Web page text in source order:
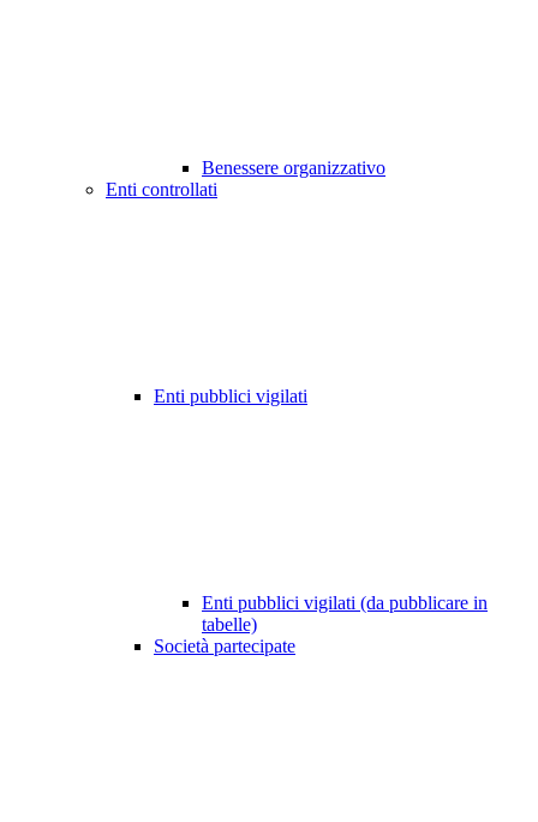
Benessere organizzativo
Enti controllati
Enti pubblici vigilati
Enti pubblici vigilati (da pubblicare in
tabelle)
Società partecipate